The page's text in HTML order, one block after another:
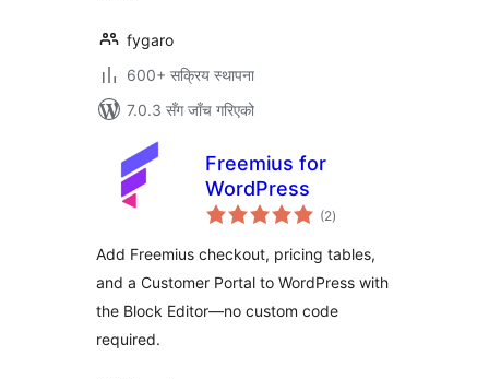
fygaro
600+ सक्रिय स्थापना
7.0.3 सँग जाँच गरिएको
Freemius for
WordPress
(2कुल
रेटिङ्गहरू
)
Add Freemius checkout, pricing tables,
and a Customer Portal to WordPress with
the Block Editor—no custom code
required.